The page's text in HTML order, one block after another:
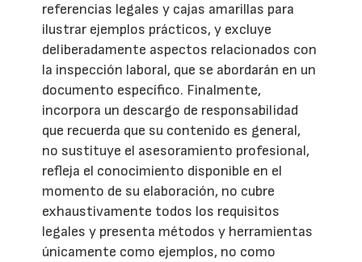
referencias legales y cajas amarillas para
ilustrar ejemplos prácticos, y excluye
deliberadamente aspectos relacionados con
la inspección laboral, que se abordarán en un
documento específico. Finalmente,
incorpora un descargo de responsabilidad
que recuerda que su contenido es general,
no sustituye el asesoramiento profesional,
refleja el conocimiento disponible en el
momento de su elaboración, no cubre
exhaustivamente todos los requisitos
legales y presenta métodos y herramientas
únicamente como ejemplos, no como